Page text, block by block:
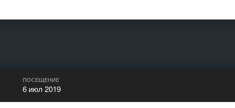
ПОСЕЩЕНИЕ
6 июл 2019